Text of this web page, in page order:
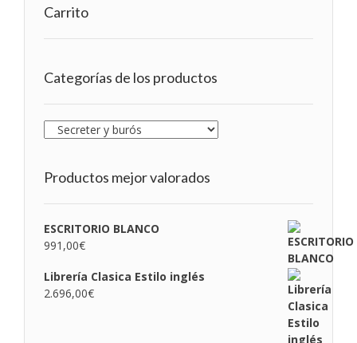
Carrito
Categorías de los productos
Productos mejor valorados
ESCRITORIO BLANCO
991,00€
Librería Clasica Estilo inglés
2.696,00€